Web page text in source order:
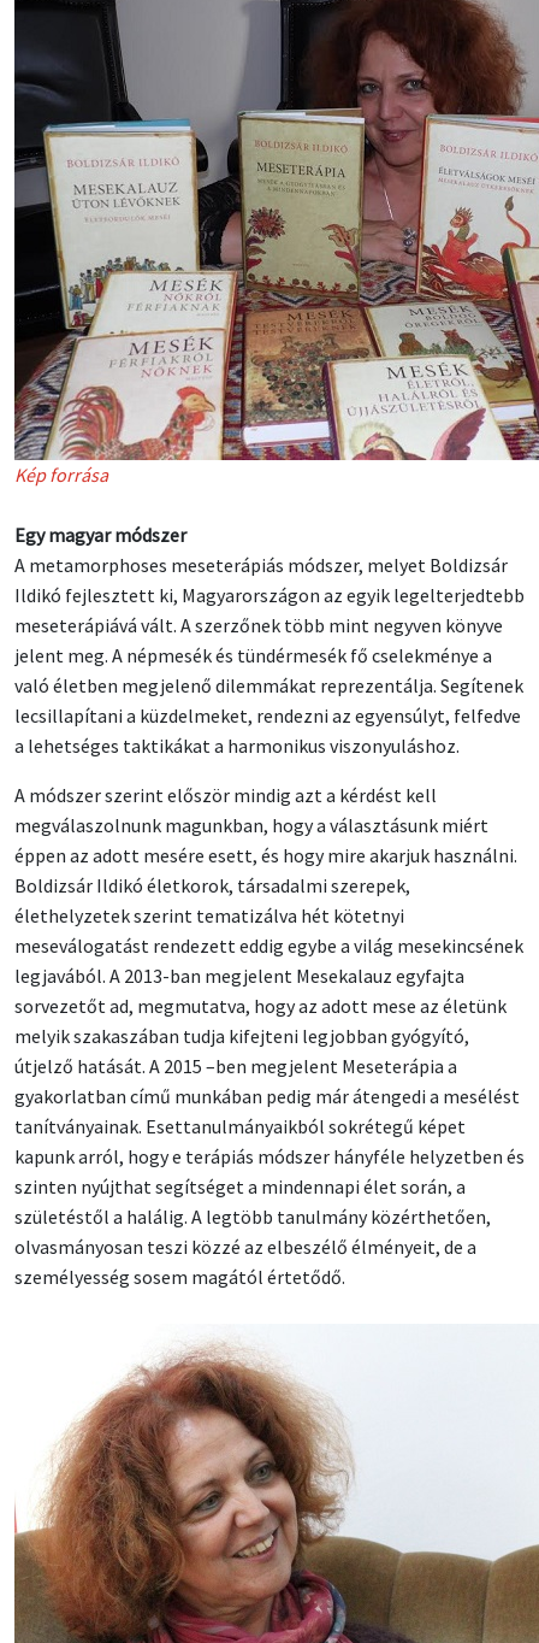
Kép forrása
Egy magyar módszer
A metamorphoses meseterápiás módszer, melyet Boldizsár
Ildikó fejlesztett ki, Magyarországon az egyik legelterjedtebb
meseterápiává vált. A szerzőnek több mint negyven könyve
jelent meg. A népmesék és tündérmesék fő cselekménye a
való életben megjelenő dilemmákat reprezentálja. Segítenek
lecsillapítani a küzdelmeket, rendezni az egyensúlyt, felfedve
a lehetséges taktikákat a harmonikus viszonyuláshoz.
A módszer szerint először mindig azt a kérdést kell
megválaszolnunk magunkban, hogy a választásunk miért
éppen az adott mesére esett, és hogy mire akarjuk használni.
Boldizsár Ildikó életkorok, társadalmi szerepek,
élethelyzetek szerint tematizálva hét kötetnyi
meseválogatást rendezett eddig egybe a világ mesekincsének
legjavából. A 2013-ban megjelent Mesekalauz egyfajta
sorvezetőt ad, megmutatva, hogy az adott mese az életünk
melyik szakaszában tudja kifejteni legjobban gyógyító,
útjelző hatását. A 2015 –ben megjelent Meseterápia a
gyakorlatban című munkában pedig már átengedi a mesélést
tanítványainak. Esettanulmányaikból sokrétegű képet
kapunk arról, hogy e terápiás módszer hányféle helyzetben és
szinten nyújthat segítséget a mindennapi élet során, a
születéstől a halálig. A legtöbb tanulmány közérthetően,
olvasmányosan teszi közzé az elbeszélő élményeit, de a
személyesség sosem magától értetődő.